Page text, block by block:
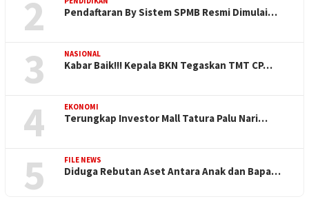
2 Pendaftaran By Sistem SPMB Resmi Dimulai…
3 NASIONAL
Kabar Baik!!! Kepala BKN Tegaskan TMT CP…
4 EKONOMI
Terungkap Investor Mall Tatura Palu Nari…
5 FILE NEWS
Diduga Rebutan Aset Antara Anak dan Bapa…